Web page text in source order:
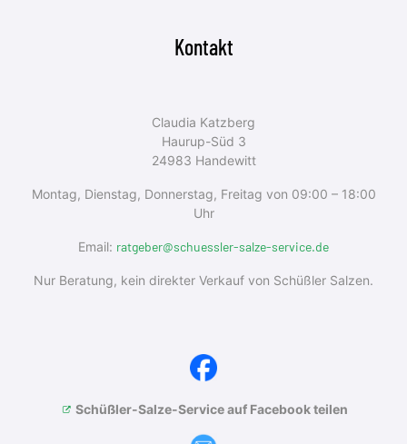
Kontakt
Claudia Katzberg
Haurup-Süd 3
24983 Handewitt
Montag, Dienstag, Donnerstag, Freitag von 09:00 – 18:00
Uhr
Email: ratgeber@schuessler-salze-service.de
Nur Beratung, kein direkter Verkauf von Schüßler Salzen.
Schüßler-Salze-Service auf Facebook teilen